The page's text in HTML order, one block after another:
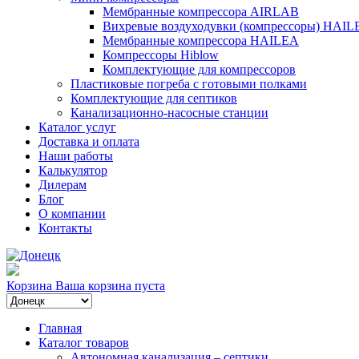
Мембранные компрессора AIRLAB
Вихревые воздуходувки (компрессоры)
Мембранные компрессора HAILEA
Компрессоры Hiblow
Комплектующие для компрессоров
Пластиковые погреба с готовыми полками
Комплектующие для септиков
Канализационно-насосные станции
Каталог услуг
Доставка и оплата
Наши работы
Калькулятор
Дилерам
Блог
О компании
Контакты
Корзина Ваша корзина пуста
Главная
Каталог товаров